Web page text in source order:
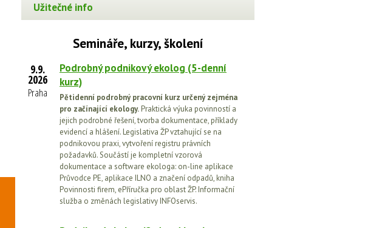
Užitečné info
Semináře, kurzy, školení
9.9.
2026
Praha
Podrobný podnikový ekolog (5-denní
kurz)
Pětidenní podrobný pracovní kurz určený zejména
pro začínající ekology. Praktická výuka povinností a
jejich podrobné řešení, tvorba dokumentace, příklady
evidencí a hlášení. Legislativa ŽP vztahující se na
podnikovou praxi, vytvoření registru právních
požadavků. Součástí je kompletní vzorová
dokumentace a software ekologa: on-line aplikace
Průvodce PE, aplikace ILNO a značení odpadů, kniha
Povinnosti firem, ePříručka pro oblast ŽP. Informační
služba o změnách legislativy INFOservis.